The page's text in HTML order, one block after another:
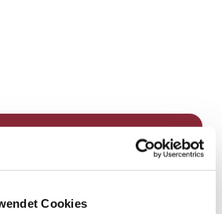
Cookies
Sie auch